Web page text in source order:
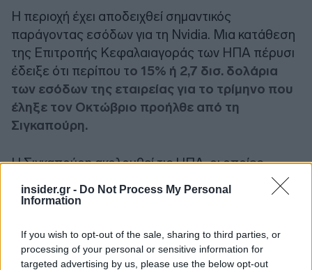
insider.gr - Do Not Process My Personal
Information
If you wish to opt-out of the sale, sharing to third parties, or
processing of your personal or sensitive information for
targeted advertising by us, please use the below opt-out
Η περιοχή έχει αποδειχθεί σημαντικός
παράγοντας εσόδων για τη Nvidia. Μια κατάθεση
της Επιτροπής Κεφαλαιαγοράς των ΗΠΑ πέρυσι
έδειξε ότι περίπου το 15% ή 2,7 δισ. δολάρια
των εσόδων της εταιρείας για το τρίμηνο που
έληξε τον Οκτώβριο προήλθε από τη
Σιγκαπούρη.
Η Σιγκαπούρη ακολουθεί τις ΗΠΑ, οι οποίες
δημιούργησαν το 34,77% των εσόδων της Nvidia,
την Ταϊβάν με 23,91% και την Κίνα και το Χονγκ
εκείνο το τρίμηνο.